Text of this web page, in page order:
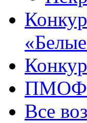
ПМОФ
Все